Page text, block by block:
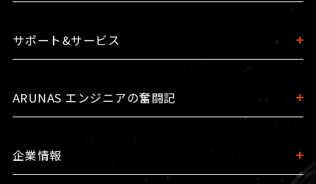
サポート&サービス
ARUNAS エンジニアの奮闘記
企業情報